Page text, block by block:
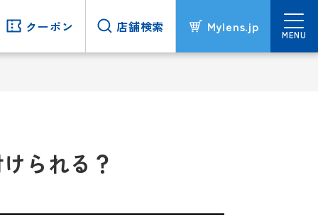
クーポン 店舗検索 Mylens.jp
MENU
られる？
クーポン 店舗検索 Mylens.jp
MENU